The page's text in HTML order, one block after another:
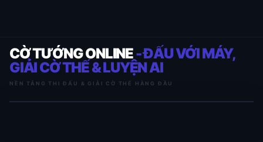
CỜ TƯỚNG ONLINE- ĐẤU VỚI MÁY,
GIẢI CỜ THẾ & LUYỆN AI
NỀN TẢNG THI ĐẤU & GIẢI CỜ THẾ HÀNG ĐẦU